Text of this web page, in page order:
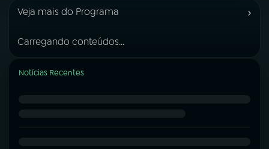
Veja mais do Programa ›
Carregando conteúdos...
Notícias Recentes